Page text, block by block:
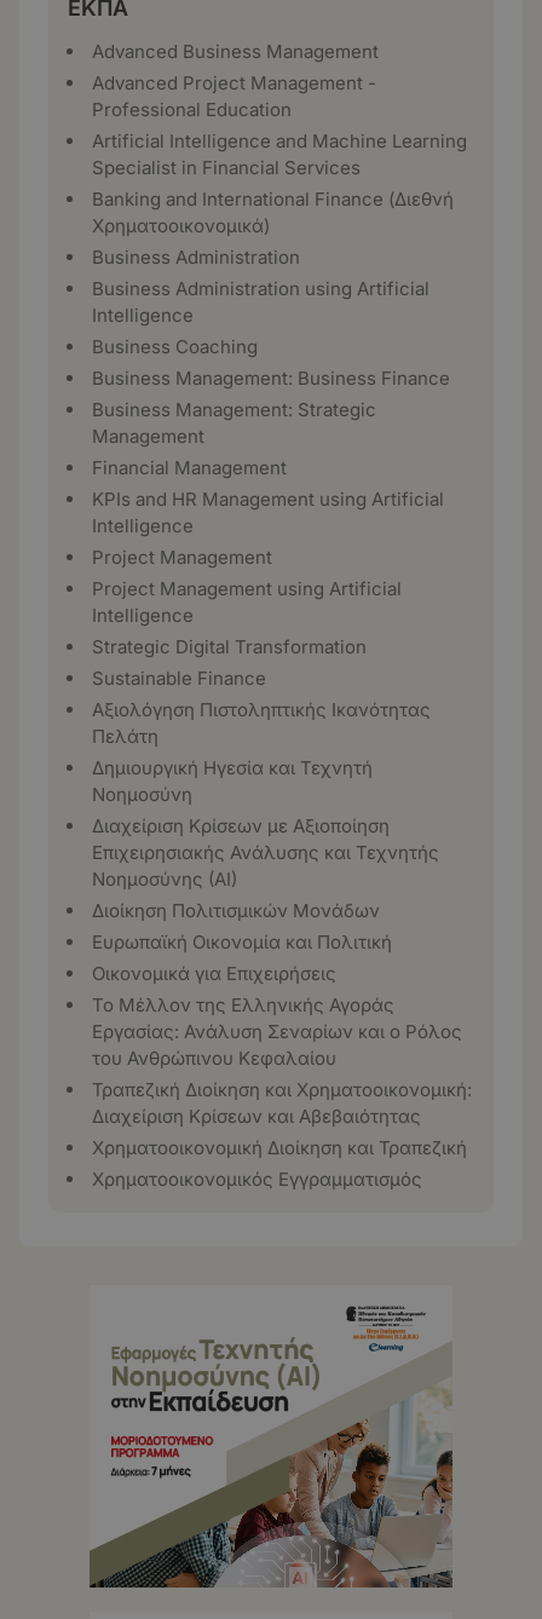
ΕΚΠΑ
Advanced Business Management
Advanced Project Management -
Professional Education
Artificial Intelligence and Machine Learning
Specialist in Financial Services
Banking and International Finance (Διεθνή
Χρηματοοικονομικά)
Business Administration
Business Administration using Artificial
Intelligence
Business Coaching
Business Management: Business Finance
Business Management: Strategic
Management
Financial Management
KPIs and HR Management using Artificial
Intelligence
Project Management
Project Management using Artificial
Intelligence
Strategic Digital Transformation
Sustainable Finance
Αξιολόγηση Πιστοληπτικής Ικανότητας
Πελάτη
Δημιουργική Ηγεσία και Τεχνητή
Νοημοσύνη
Διαχείριση Κρίσεων με Αξιοποίηση
Επιχειρησιακής Ανάλυσης και Τεχνητής
Νοημοσύνης (ΑΙ)
Διοίκηση Πολιτισμικών Μονάδων
Ευρωπαϊκή Οικονομία και Πολιτική
Οικονομικά για Επιχειρήσεις
Το Μέλλον της Ελληνικής Αγοράς
Εργασίας: Ανάλυση Σεναρίων και ο Ρόλος
του Ανθρώπινου Κεφαλαίου
Τραπεζική Διοίκηση και Χρηματοοικονομική:
Διαχείριση Κρίσεων και Αβεβαιότητας
Χρηματοοικονομική Διοίκηση και Τραπεζική
Χρηματοοικονομικός Εγγραμματισμός